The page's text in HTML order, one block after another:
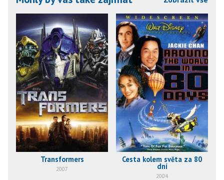
Transformers
2007
Cesta kolem světa za 80
dní
2004